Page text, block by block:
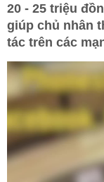
20 - 25 triệu
giúp chủ nhân
tác trên các